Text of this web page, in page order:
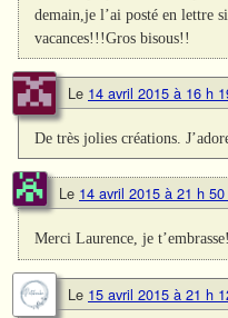
demain,je l’ai posté en lettre
vacances!!!Gros bisous!!
Le 14 avril 2015 à 16 h
De très jolies créations.
Le 14 avril 2015 à 21 h
Merci Laurence, je t’embrasse!
Le 15 avril 2015 à 21 h